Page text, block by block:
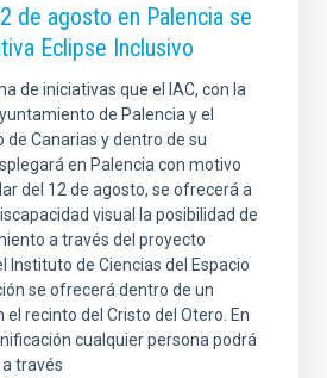
de agosto en Palencia se
Eclipse Inclusivo
de iniciativas que el IAC, con la
de Palencia y el
de Canarias y dentro de su
en Palencia con motivo
del 12 de agosto, se ofrecerá a
visual la posibilidad de
a través del proyecto
Instituto de Ciencias del Espacio
se ofrecerá dentro de un
recinto del Cristo del Otero. En
cualquier persona podrá
través